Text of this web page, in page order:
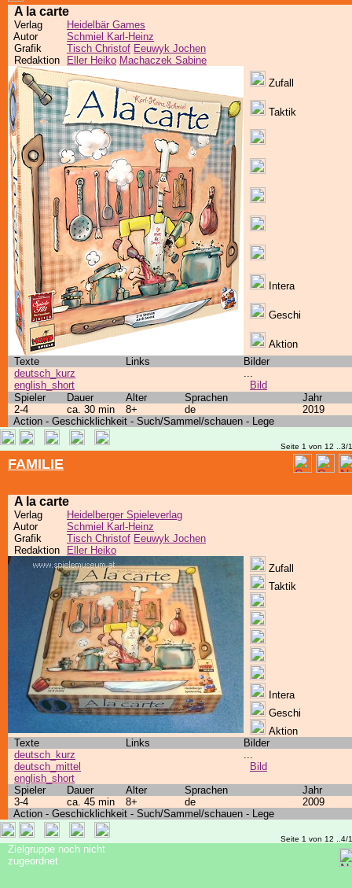
A la carte
Verlag
Heidelbär Games
Autor
Schmiel Karl-Heinz
Grafik
Tisch Christof Eeuwyk Jochen
Redaktion
Eller Heiko Machaczek Sabine
Zufall
Taktik
Intera
Geschi
Aktion
Texte
Links
Bilder
deutsch_kurz
english_short
...
Bild
Spieler
Dauer Alter Sprachen
Jahr
2-4
ca. 30 min 8+ de
2019
Action - Geschicklichkeit - Such/Sammel/schauen - Lege
Seite 1 von 12 ..3/
FAMILIE
A la carte
Verlag
Heidelberger Spieleverlag
Autor
Schmiel Karl-Heinz
Grafik
Tisch Christof Eeuwyk Jochen
Redaktion
Eller Heiko
Zufall
Taktik
Intera
Geschi
Aktion
Texte
Links
Bilder
deutsch_kurz
deutsch_mittel
english_short
...
Bild
Spieler
Dauer Alter Sprachen
Jahr
3-4
ca. 45 min 8+ de
2009
Action - Geschicklichkeit - Such/Sammel/schauen - Lege
Seite 1 von 12 ..4/
Zielgruppe noch nicht
zugeordnet